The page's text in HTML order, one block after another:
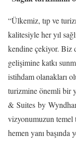
“Ülkemiz, tıp ve
kalitesiyle her yıl
kendine çekiyor. Biz
gelişimine katkı
istihdam olanakları
turizmine önemli bir
& Suites by
vizyonumuzun temel
hemen yanı başında